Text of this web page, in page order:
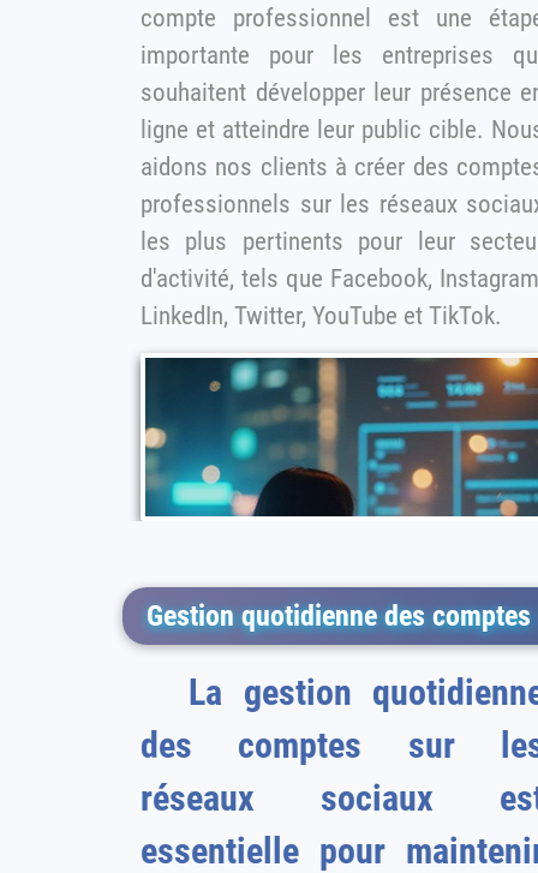
compte professionnel est une étape
importante pour les entreprises
souhaitent développer leur présence
ligne et atteindre leur public cible. Nous
aidons nos clients à créer des
professionnels sur les réseaux
les plus pertinents pour leur secteur
d'activité, tels que Facebook,
LinkedIn, Twitter, YouTube et TikTok.
Gestion quotidienne des
La gestion quotidienne
des comptes sur
réseaux sociaux
essentielle pour maintenir